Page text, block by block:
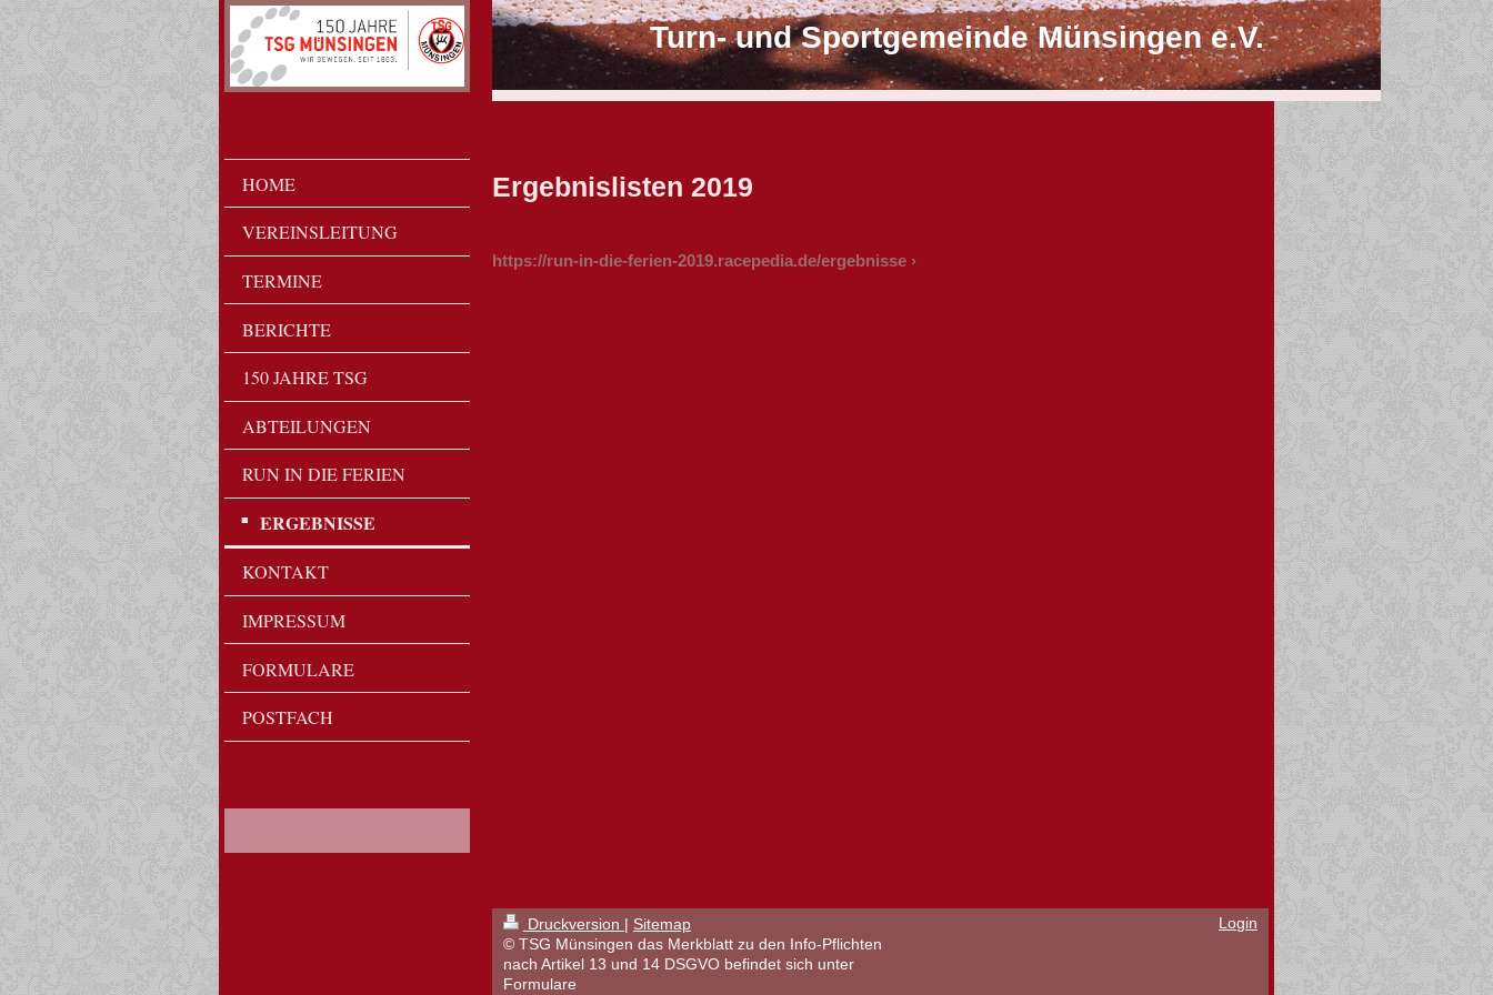
HOME
VEREINSLEITUNG
TERMINE
BERICHTE
150 JAHRE TSG
ABTEILUNGEN
RUN IN DIE FERIEN
ERGEBNISSE
KONTAKT
IMPRESSUM
FORMULARE
POSTFACH
Turn- und Sportgemeinde Münsingen e.V.
Ergebnislisten 2019
https://run-in-die-ferien-2019.racepedia.de/ergebnisse
Druckversion | Sitemap
© TSG Münsingen das Merkblatt zu den Info-Pflichten
nach Artikel 13 und 14 DSGVO befindet sich unter
Formulare
Login